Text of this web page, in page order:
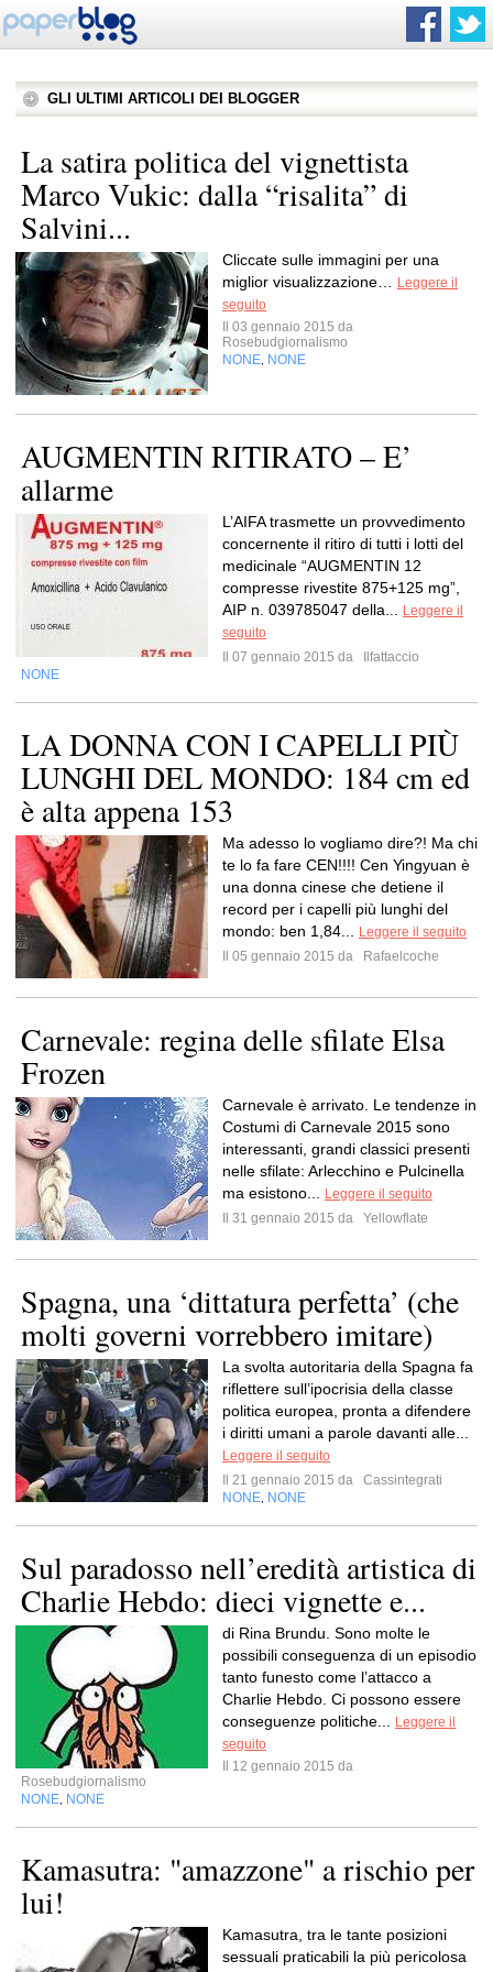
GLI ULTIMI ARTICOLI DEI BLOGGER
La satira politica del vignettista
Marco Vukic: dalla “risalita” di
Salvini...
Cliccate sulle immagini per una
miglior visualizzazione…
Leggere il
seguito
Il 03 gennaio 2015 da
Rosebudgiornalismo
NONE NONE
AUGMENTIN RITIRATO – E’
allarme
L’AIFA trasmette un provvedimento
concernente il ritiro di tutti i lotti del
medicinale “AUGMENTIN 12
compresse rivestite 875+125 mg”,
AIP n. 039785047 della...
Leggere il
seguito
Il 07 gennaio 2015 da
Ilfattaccio
NONE
LA DONNA CON I CAPELLI PIÙ
LUNGHI DEL MONDO: 184 cm ed
è alta appena 153
Ma adesso lo vogliamo dire?! Ma chi
te lo fa fare CEN!!!! Cen Yingyuan è
una donna cinese che detiene il
record per i capelli più lunghi del
mondo: ben 1,84...
Leggere il seguito
Il 05 gennaio 2015 da
Rafaelcoche
Carnevale: regina delle sfilate Elsa
Frozen
Carnevale è arrivato. Le tendenze in
Costumi di Carnevale 2015 sono
interessanti, grandi classici presenti
nelle sfilate: Arlecchino e Pulcinella
ma esistono...
Leggere il seguito
Il 31 gennaio 2015 da
Yellowflate
Spagna, una ‘dittatura perfetta’ (che
molti governi vorrebbero imitare)
La svolta autoritaria della Spagna fa
riflettere sull’ipocrisia della classe
politica europea, pronta a difendere
i diritti umani a parole davanti alle...
Leggere il seguito
Il 21 gennaio 2015 da
Cassintegrati
NONE NONE
Sul paradosso nell’eredità artistica di
Charlie Hebdo: dieci vignette e...
di Rina Brundu. Sono molte le
possibili conseguenza di un episodio
tanto funesto come l’attacco a
Charlie Hebdo. Ci possono essere
conseguenze politiche...
Leggere il
seguito
Il 12 gennaio 2015 da
Rosebudgiornalismo
NONE NONE
Kamasutra: "amazzone" a rischio per
lui!
Kamasutra, tra le tante posizioni
sessuali praticabili la più pericolosa